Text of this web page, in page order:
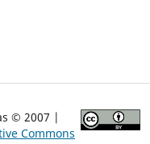
© 2007 |
Commons